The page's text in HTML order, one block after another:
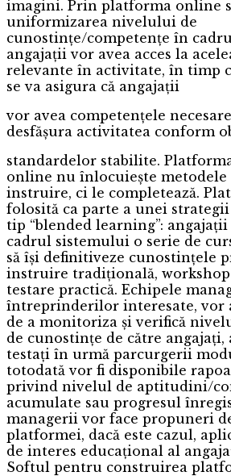
imagini. Prin platforma online
uniformizarea nivelului de
cunostințe/competențe în
angajații vor avea acces la
relevante în activitate, în timp
se va asigura că angajații
vor avea competențele
desfășura activitatea conform
standardelor stabilite.
online nu înlocuiește
instruire, ci le completează.
folosită ca parte a unei
tip “blended learning”:
cadrul sistemului o serie de
să își definitiveze cunostințele
instruire tradițională,
testare practică. Echipele
întreprinderilor interesate, vor
de a monitoriza și verifică
de cunostințe de către angajați,
testați în urmă parcurgerii
totodată vor fi disponibile
privind nivelul de aptitudini/
acumulate sau progresul
managerii vor face propuneri
platformei, dacă este cazul,
de interes educațional al
Softul pentru construirea